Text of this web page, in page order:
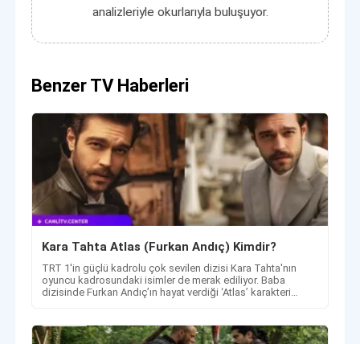
analizleriyle okurlarıyla buluşuyor.
Benzer TV Haberleri
Kara Tahta Atlas (Furkan Andıç) Kimdir?
TRT 1'in güçlü kadrolu çok sevilen dizisi Kara Tahta'nın
oyuncu kadrosundaki isimler de merak ediliyor. Baba
dizisinde Furkan Andıç’ın hayat verdiği ‘Atlas’ karakteri